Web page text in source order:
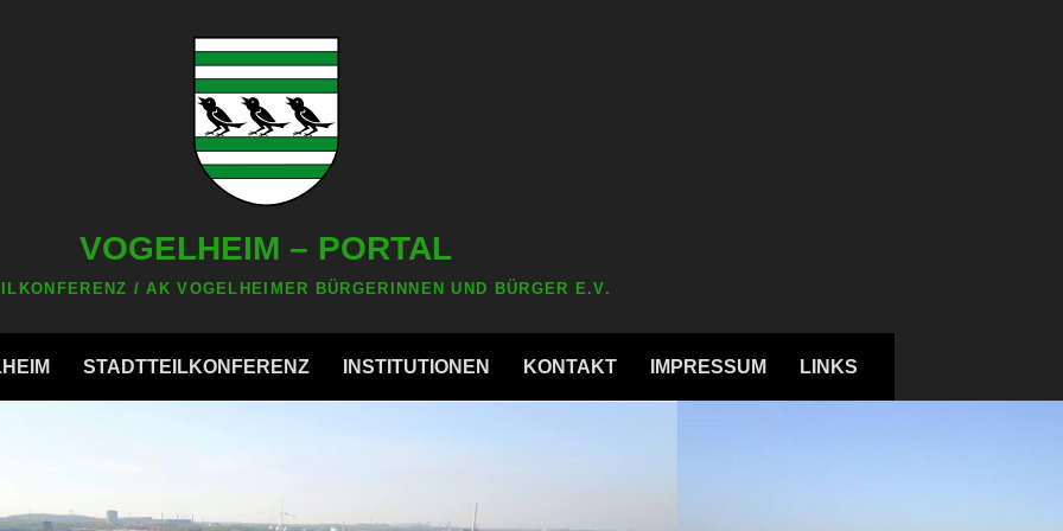
VOGELHEIM – PORTAL
/ AK VOGELHEIMER BÜRGERINNEN UND BÜRGER E.V.
STADTTEILKONFERENZ INSTITUTIONEN KONTAKT IMPRESSUM LINKS